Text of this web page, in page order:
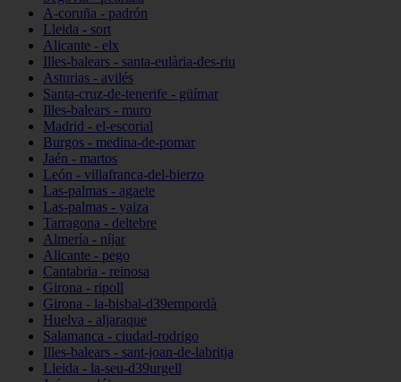
A-coruña - padrón
Lleida - sort
Alicante - elx
Illes-balears - santa-eulària-des-riu
Asturias - avilés
Santa-cruz-de-tenerife - güímar
Illes-balears - muro
Madrid - el-escorial
Burgos - medina-de-pomar
Jaén - martos
León - villafranca-del-bierzo
Las-palmas - agaete
Las-palmas - yaiza
Tarragona - deltebre
Almería - níjar
Alicante - pego
Cantabria - reinosa
Girona - ripoll
Girona - la-bisbal-d39empordà
Huelva - aljaraque
Salamanca - ciudad-rodrigo
Illes-balears - sant-joan-de-labritja
Lleida - la-seu-d39urgell